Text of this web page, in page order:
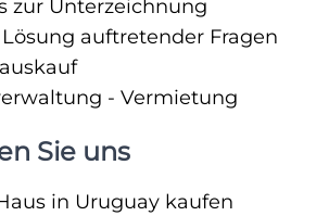
zur Unterzeichnung
auftretender Fragen
- Vermietung
Sie uns
in Uruguay kaufen